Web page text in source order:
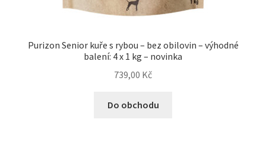
Purizon Senior kuře s rybou – bez obilovin – výhodné
balení: 4 x 1 kg – novinka
739,00 Kč
Do obchodu